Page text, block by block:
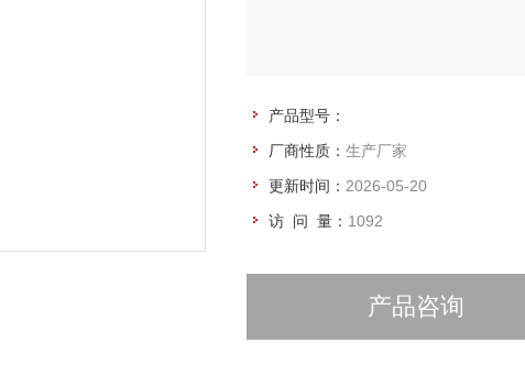
产品型号：
厂商性质： 生产厂家
更新时间： 2026-05-20
访 问 量： 1092
产品咨询